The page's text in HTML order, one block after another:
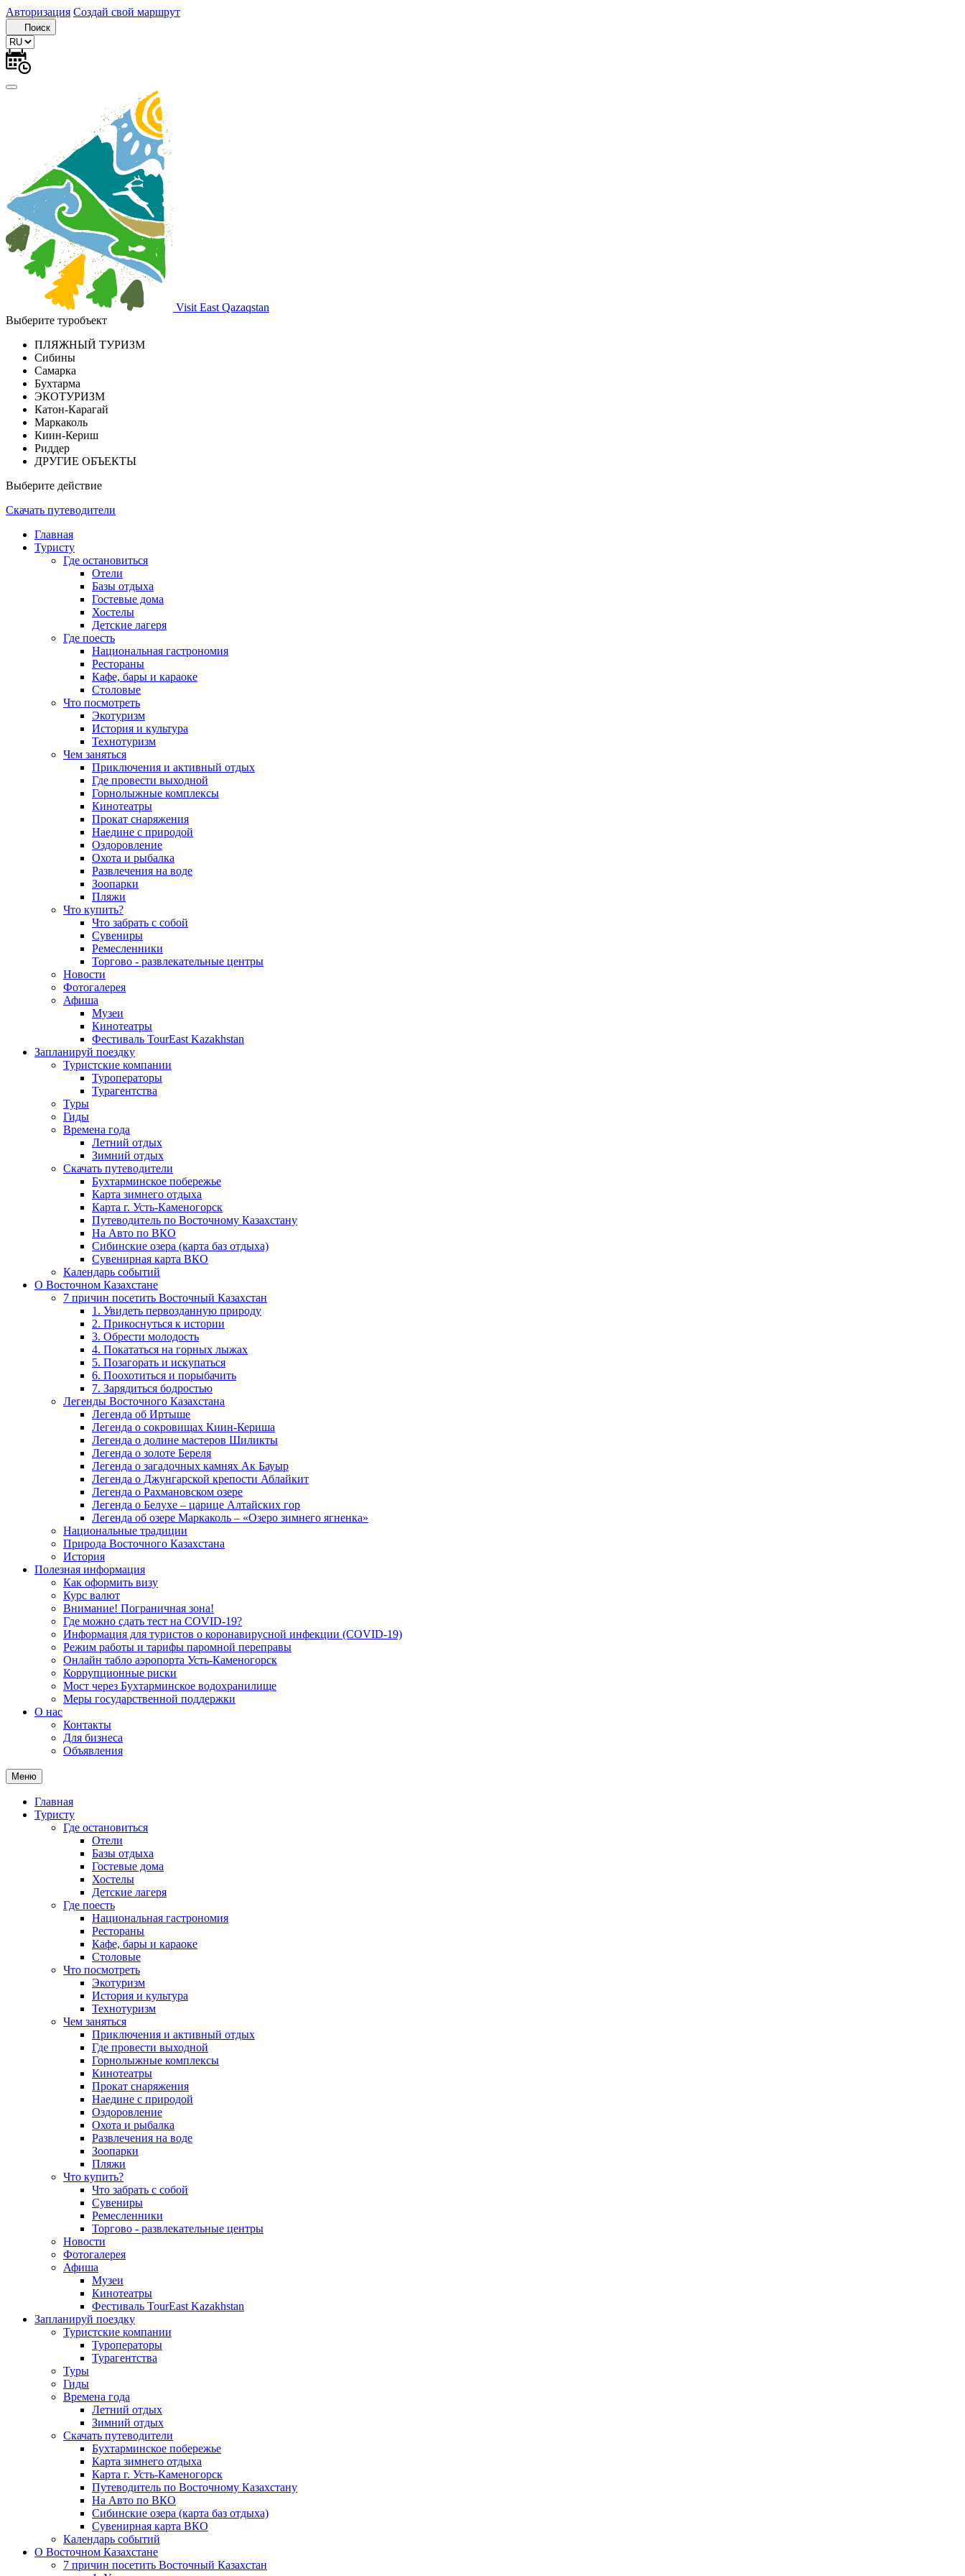
Авторизация Создай свой маршрут
Поиск
Visit East Qazaqstan
Выберите туробъект
ПЛЯЖНЫЙ ТУРИЗМ
Сибины
Самарка
Бухтарма
ЭКОТУРИЗМ
Катон-Карагай
Маркаколь
Киин-Кериш
Риддер
ДРУГИЕ ОБЪЕКТЫ
Выберите действие
Скачать путеводители
Главная
Туристу
Где остановиться
Отели
Базы отдыха
Гостевые дома
Хостелы
Детские лагеря
Где поесть
Национальная гастрономия
Рестораны
Кафе, бары и караоке
Столовые
Что посмотреть
Экотуризм
История и культура
Технотуризм
Чем заняться
Приключения и активный отдых
Где провести выходной
Горнолыжные комплексы
Кинотеатры
Прокат снаряжения
Наедине с природой
Оздоровление
Охота и рыбалка
Развлечения на воде
Зоопарки
Пляжи
Что купить?
Что забрать с собой
Сувениры
Ремесленники
Торгово - развлекательные центры
Новости
Фотогалерея
Афиша
Музеи
Кинотеатры
Фестиваль TourEast Kazakhstan
Запланируй поездку
Туристские компании
Туроператоры
Турагентства
Туры
Гиды
Времена года
Летний отдых
Зимний отдых
Скачать путеводители
Бухтарминское побережье
Карта зимнего отдыха
Карта г. Усть-Каменогорск
Путеводитель по Восточному Казахстану
На Авто по ВКО
Сибинские озера (карта баз отдыха)
Сувенирная карта ВКО
Календарь событий
О Восточном Казахстане
7 причин посетить Восточный Казахстан
1. Увидеть первозданную природу
2. Прикоснуться к истории
3. Обрести молодость
4. Покататься на горных лыжах
5. Позагорать и искупаться
6. Поохотиться и порыбачить
7. Зарядиться бодростью
Легенды Восточного Казахстана
Легенда об Иртыше
Легенда о сокровищах Киин-Кериша
Легенда о долине мастеров Шиликты
Легенда о золоте Береля
Легенда о загадочных камнях Ак Бауыр
Легенда о Джунгарской крепости Аблайкит
Легенда о Рахмановском озере
Легенда о Белухе – царице Алтайских гор
Легенда об озере Маркаколь – «Озеро зимнего ягненка»
Национальные традиции
Природа Восточного Казахстана
История
Полезная информация
Как оформить визу
Курс валют
Внимание! Пограничная зона!
Где можно сдать тест на COVID-19?
Информация для туристов о коронавирусной инфекции (COVID-19)
Режим работы и тарифы паромной переправы
Онлайн табло аэропорта Усть-Каменогорск
Коррупционные риски
Мост через Бухтарминское водохранилище
Меры государственной поддержки
О нас
Контакты
Для бизнеса
Объявления
Меню
Главная
Туристу
Где остановиться
Отели
Базы отдыха
Гостевые дома
Хостелы
Детские лагеря
Где поесть
Национальная гастрономия
Рестораны
Кафе, бары и караоке
Столовые
Что посмотреть
Экотуризм
История и культура
Технотуризм
Чем заняться
Приключения и активный отдых
Где провести выходной
Горнолыжные комплексы
Кинотеатры
Прокат снаряжения
Наедине с природой
Оздоровление
Охота и рыбалка
Развлечения на воде
Зоопарки
Пляжи
Что купить?
Что забрать с собой
Сувениры
Ремесленники
Торгово - развлекательные центры
Новости
Фотогалерея
Афиша
Музеи
Кинотеатры
Фестиваль TourEast Kazakhstan
Запланируй поездку
Туристские компании
Туроператоры
Турагентства
Туры
Гиды
Времена года
Летний отдых
Зимний отдых
Скачать путеводители
Бухтарминское побережье
Карта зимнего отдыха
Карта г. Усть-Каменогорск
Путеводитель по Восточному Казахстану
На Авто по ВКО
Сибинские озера (карта баз отдыха)
Сувенирная карта ВКО
Календарь событий
О Восточном Казахстане
7 причин посетить Восточный Казахстан